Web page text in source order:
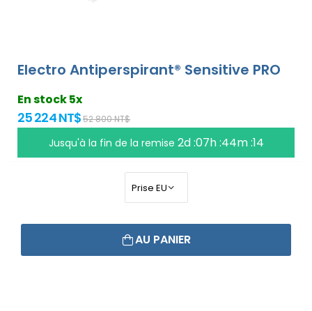
Electro Antiperspirant® Sensitive PRO
En stock 5x
25 224 NT$52 800 NT$
Jusqu'à la fin de la remise 2d :07h :44m :14
AU PANIER